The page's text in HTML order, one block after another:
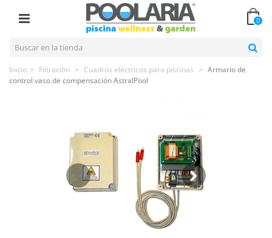
0
Inicio > Filtración > Cuadros eléctricos para piscinas > Armario de
control vaso de compensación AstralPool